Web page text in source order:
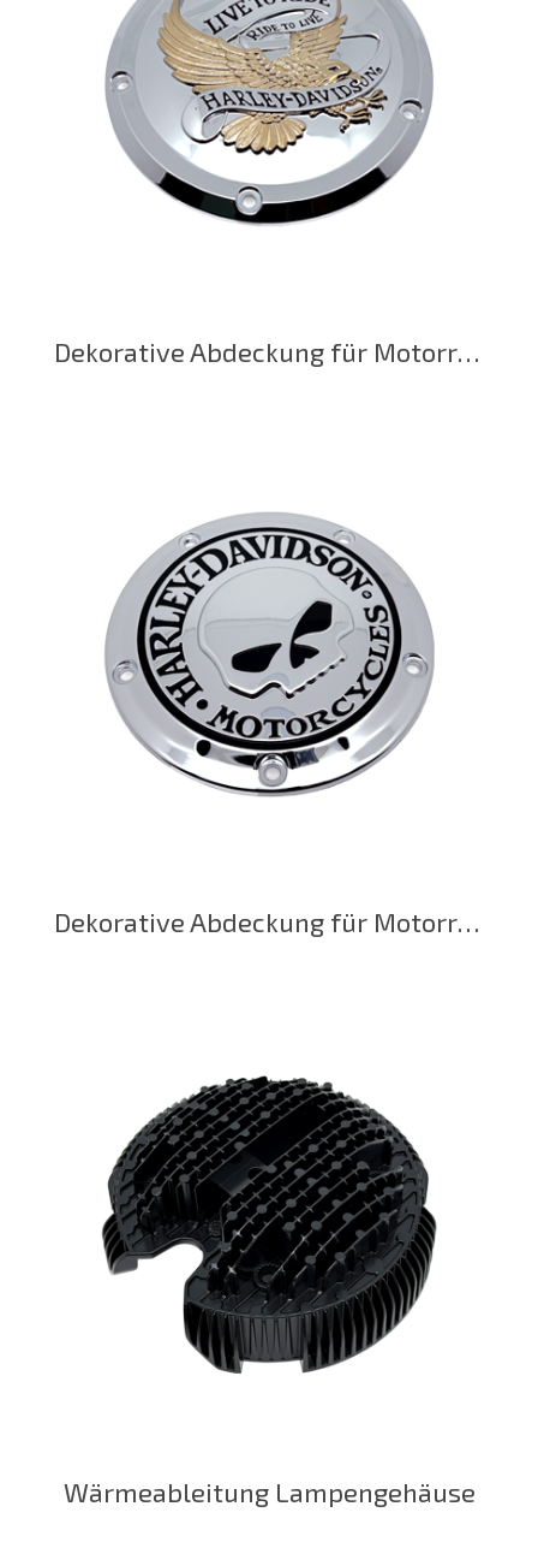
Dekorative Abdeckung für Motorrad
Dekorative Abdeckung für Motorrad
Wärmeableitung Lampengehäuse